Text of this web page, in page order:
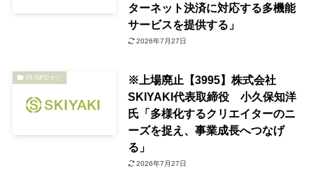
ターネット決済に対応する多機能
サービスを提供する」
2026年7月27日
IR INFOナビ
※上場廃止【3995】株式会社
SKIYAKI代表取締役 小久保知洋
氏「多様化するクリエイターのニ
ーズを捉え、事業成長へつなげ
る」
2026年7月27日